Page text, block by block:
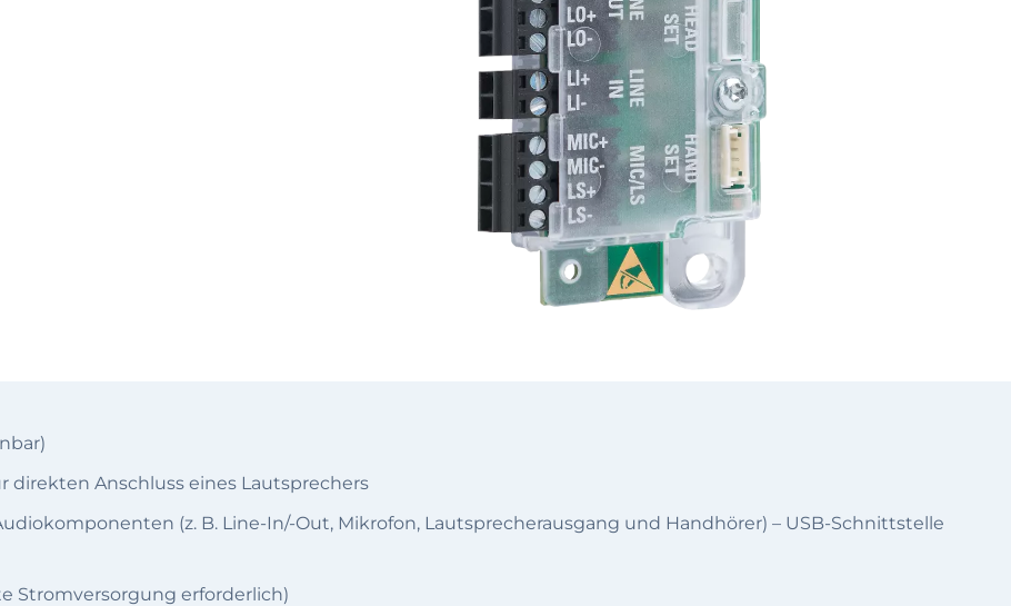
direkten Anschluss eines Lautsprechers
(z. B. Line-In/-Out, Mikrofon, Lautsprecherausgang und Handhörer) – USB-Schnittstelle
Stromversorgung erforderlich)